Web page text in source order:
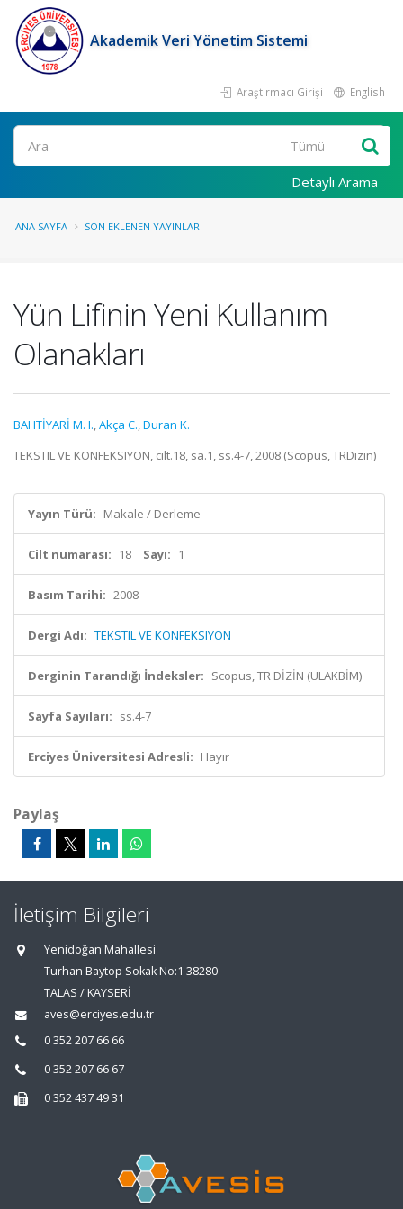
Akademik Veri Yönetim Sistemi
Araştırmacı Girişi English
Ara
Detaylı Arama
ANA SAYFA SON EKLENEN YAYINLAR
Yün Lifinin Yeni Kullanım
Olanakları
BAHTİYARİ M. I.,Akça C.,Duran K.
TEKSTIL VE KONFEKSIYON, cilt.18, sa.1, ss.4-7, 2008 (Scopus, TRDizin)
Yayın Türü: Makale / Derleme
Cilt numarası: 18 Sayı: 1
Basım Tarihi: 2008
Dergi Adı: TEKSTIL VE KONFEKSIYON
Derginin Tarandığı İndeksler: Scopus, TR DİZİN (ULAKBİM)
Sayfa Sayıları: ss.4-7
Erciyes Üniversitesi Adresli: Hayır
Paylaş
İletişim Bilgileri
Yenidoğan Mahallesi
Turhan Baytop Sokak No:1 38280
TALAS / KAYSERİ
aves@erciyes.edu.tr
0 352 207 66 66
0 352 207 66 67
0 352 437 49 31